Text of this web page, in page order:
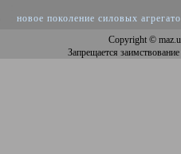
новое поколение силовых
Copyright©
Запрещается